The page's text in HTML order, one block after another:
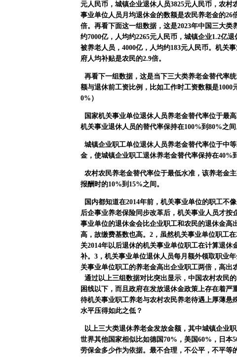
元人民币，城镇企业退休人员3825元人民币，农村
事业单位人员月均退休金的数额是农民养老金的26
倍。再看下面这一组数据，这是2023年中国三大类
约7000亿，人均约2265元人民币，城镇企业1.2亿退
被养老人员， 4000亿，人均约183元人民币。机关
府人均补贴是农民的2.9倍。
再看下一组数据，这是当下三大类养老金替代率
额与退休前工资比例，比如工作时工资数额是1000
0% ）
国家机关事业单位退休人员养老金替代率位于最
机关事业退休人员的替代率保持在100%到 80%之间
城镇企业职工单位退休人员养老金替代率位于中
金，使城镇企业职工退休养老金替代率保持在40%
农村农民养老金替代率位于最低水准，该养老金
报酬时的10%到 15%之间。
国内都知道在2014年前，机关事业单位的职工不
后企事业养老保险同步改革后，机关事业人员才
事业单位的退休金会比企业职工和农民的退休金高
高，故缴费基数也高。 2 ，虽然机关事业单位职工在
关2014年以后退休的机关事业单位职工在计算退休
补。 3 ，机关事业单位退休人员每月额外领取职业
关事业单位职工的养老金高出企业职工两倍，高出
通过以上三组数据对比突出显示，中国农村农民
困线以下，而且政府在发放退休金政策上存在着
待机关事业职工养老与农村农民养老待遇上厚薄
水平压得如此之低？
以上三大类退休养老金发放金额，其中城镇企业
世界其他国家相似比如德国70% ，美国60% ，日本
劳保金多少作为依据。最不合理，不公平，不平